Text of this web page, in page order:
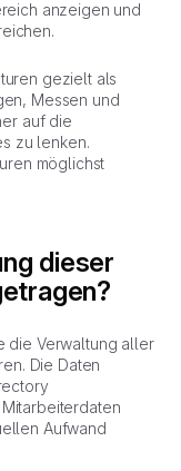
anzeigen und
gezielt als
Messen und
auf die
zu lenken.
möglichst
dieser
die Verwaltung aller
Die Daten
Aufwand